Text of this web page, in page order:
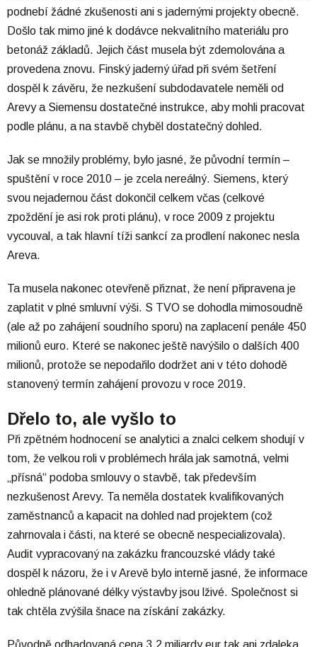
podnebí žádné zkušenosti ani s jadernými projekty obecně.
Došlo tak mimo jiné k dodávce nekvalitního materiálu pro
betonáž základů. Jejich část musela být zdemolována a
provedena znovu. Finský jaderný úřad při svém šetření
dospěl k závěru, že nezkušení subdodavatele neměli od
Arevy a Siemensu dostatečné instrukce, aby mohli pracovat
podle plánu, a na stavbě chyběl dostatečný dohled.
Jak se množily problémy, bylo jasné, že původní termín –
spuštění v roce 2010 – je zcela nereálný. Siemens, který
svou nejadernou část dokončil celkem včas (celkové
zpoždění je asi rok proti plánu), v roce 2009 z projektu
vycouval, a tak hlavní tíži sankcí za prodlení nakonec nesla
Areva.
Ta musela nakonec otevřeně přiznat, že není připravena je
zaplatit v plné smluvní výši. S TVO se dohodla mimosoudně
(ale až po zahájení soudního sporu) na zaplacení penále 450
milionů euro. Které se nakonec ještě navýšilo o dalších 400
milionů, protože se nepodařilo dodržet ani v této dohodě
stanovený termín zahájení provozu v roce 2019.
Dřelo to, ale vyšlo to
Při zpětném hodnocení se analytici a znalci celkem shodují v
tom, že velkou roli v problémech hrála jak samotná, velmi
„přísná“ podoba smlouvy o stavbě, tak především
nezkušenost Arevy. Ta neměla dostatek kvalifikovaných
zaměstnanců a kapacit na dohled nad projektem (což
zahrnovala i části, na které se obecně nespecializovala).
Audit vypracovaný na zakázku francouzské vlády také
dospěl k názoru, že i v Arevě bylo interně jasné, že informace
ohledně plánované délky výstavby jsou lživé. Společnost si
tak chtěla zvýšila šnace na získání zakázky.